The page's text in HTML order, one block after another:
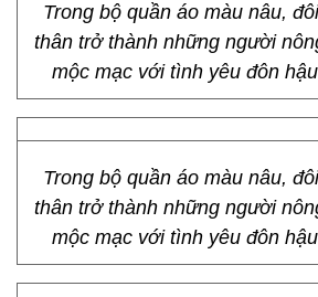
Trong bộ quần áo màu nâu,
thân trở thành những người
mộc mạc với tình yêu đôn
Trong bộ quần áo màu nâu,
thân trở thành những người
mộc mạc với tình yêu đôn